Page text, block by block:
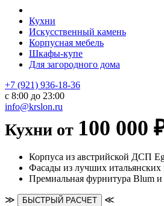
Кухни
Искусственный камень
Корпусная мебель
Шкафы-купе
Для загородного дома
+7 (921) 936-18-36
с 8:00 до 23:00
info@krslon.ru
Кухни от 100 000
Корпуса из австрийской ДСП
Фасады из лучших итальянских
Премиальная фурнитура Blum и
≫ БЫСТРЫЙ РАСЧЕТ
≪